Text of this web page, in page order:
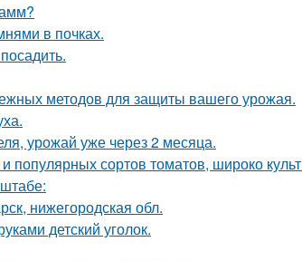
в почках.
методов для защиты вашего урожая.
урожай уже через 2 месяца.
популярных сортов томатов, широко
нижегородская обл.
детский уголок.